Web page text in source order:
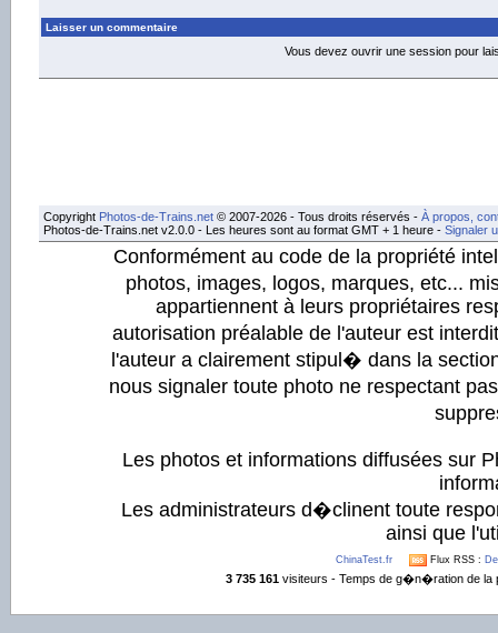
Laisser un commentaire
Vous devez ouvrir une session pour
Copyright Photos-de-Trains.net © 2007-2026 - Tous droits réservés - À propos,
Photos-de-Trains.net v2.0.0 - Les heures sont au format GMT + 1 heure - Signaler
Conformément au code de la propriété
photos, images, logos, marques, etc...
appartiennent à leurs propriétaires
autorisation préalable de l'auteur est
l'auteur a clairement stipul� dans la
nous signaler toute photo ne respectant
Les photos et informations diffusées sur
Les administrateurs d�clinent toute
ainsi que
ChinaTest.fr Flux RSS :
3 735 161visiteurs - Temps de g�n�ration de la